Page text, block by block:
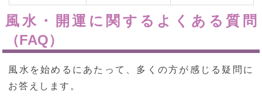
風水・開運に関するよくある質問
（FAQ）
風水を始めるにあたって、多くの方が感じる疑問に
お答えします。